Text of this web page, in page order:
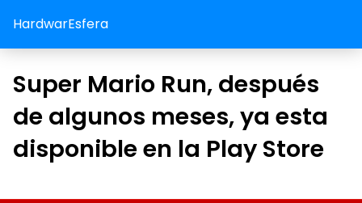
HardwarEsfera
Super Mario Run, después
de algunos meses, ya esta
disponible en la Play Store